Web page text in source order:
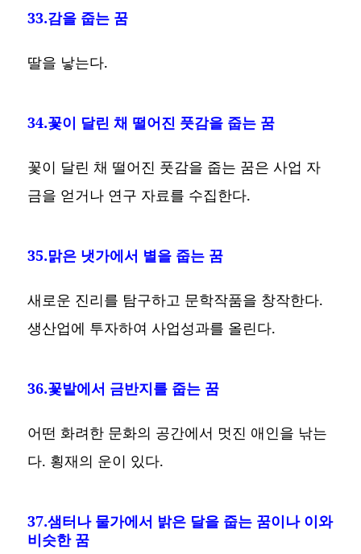
33.감을 줍는 꿈
딸을 낳는다.
34.꽃이 달린 채 떨어진 풋감을 줍는 꿈
꽃이 달린 채 떨어진 풋감을 줍는 꿈은 사업 자
금을 얻거나 연구 자료를 수집한다.
35.맑은 냇가에서 별을 줍는 꿈
새로운 진리를 탐구하고 문학작품을 창작한다.
생산업에 투자하여 사업성과를 올린다.
36.꽃밭에서 금반지를 줍는 꿈
어떤 화려한 문화의 공간에서 멋진 애인을 낚는
다. 횡재의 운이 있다.
37.샘터나 물가에서 밝은 달을 줍는 꿈이나 이와
비슷한 꿈